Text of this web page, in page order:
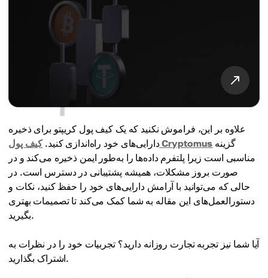
علاوه بر این، فراموش نکنید که یک کیف پول کریپتو برای ذخیره
دارایی‌های خود راه‌اندازی کنید.کیف پول Cryptomus
مناسبی است زیرا پلتفرم داده‌ها را به‌طور ایمن ذخیره می‌کند و در
صورت بروز مشکلات، همیشه پشتیبانی در دسترس است. در
حالی که می‌توانید با آرامش دارایی‌های خود را حفظ کنید، نکات و
دستورالعمل‌های این مقاله به شما کمک می‌کند تا تصمیمات بهتری
بگیرید.
آیا شما نیز تجربه تجارت روزانه دارید؟ تجربیات خود را در نظرات به
اشتراک بگذارید.